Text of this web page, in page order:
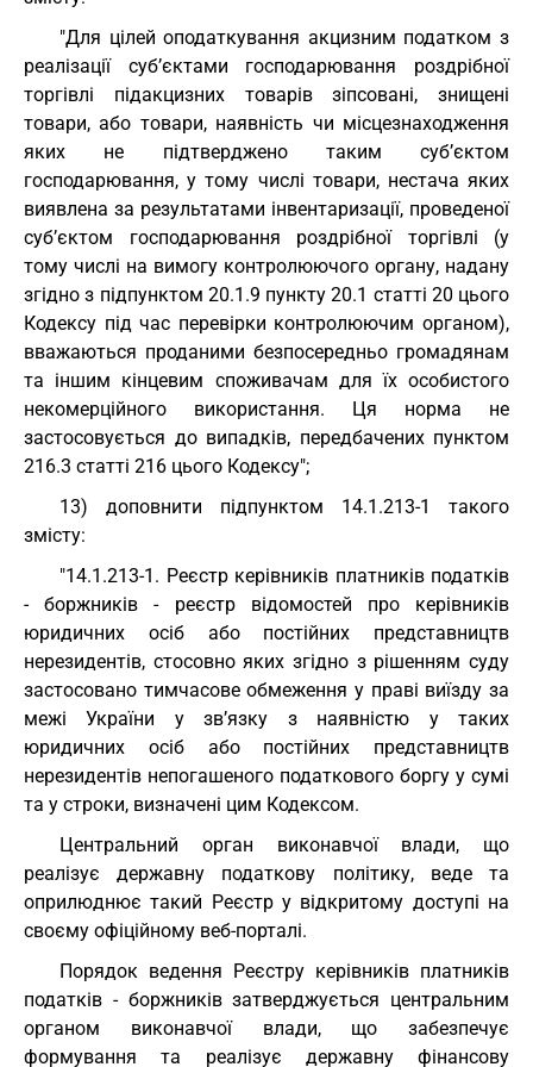
"Для цілей оподаткування акцизним податком з
реалізації суб’єктами господарювання роздрібної
торгівлі підакцизних товарів зіпсовані, знищені
товари, або товари, наявність чи місцезнаходження
яких не підтверджено таким суб’єктом
господарювання, у тому числі товари, нестача яких
виявлена за результатами інвентаризації, проведеної
суб’єктом господарювання роздрібної торгівлі (у
тому числі на вимогу контролюючого органу, надану
згідно з підпунктом 20.1.9 пункту 20.1 статті 20 цього
Кодексу під час перевірки контролюючим органом),
вважаються проданими безпосередньо громадянам
та іншим кінцевим споживачам для їх особистого
некомерційного використання. Ця норма не
застосовується до випадків, передбачених пунктом
216.3 статті 216 цього Кодексу";
13) доповнити підпунктом 14.1.213-1 такого
змісту:
"14.1.213-1. Реєстр керівників платників податків
- боржників - реєстр відомостей про керівників
юридичних осіб або постійних представництв
нерезидентів, стосовно яких згідно з рішенням суду
застосовано тимчасове обмеження у праві виїзду за
межі України у зв’язку з наявністю у таких
юридичних осіб або постійних представництв
нерезидентів непогашеного податкового боргу у сумі
та у строки, визначені цим Кодексом.
Центральний орган виконавчої влади, що
реалізує державну податкову політику, веде та
оприлюднює такий Реєстр у відкритому доступі на
своєму офіційному веб-порталі.
Порядок ведення Реєстру керівників платників
податків - боржників затверджується центральним
органом виконавчої влади, що забезпечує
формування та реалізує державну фінансову